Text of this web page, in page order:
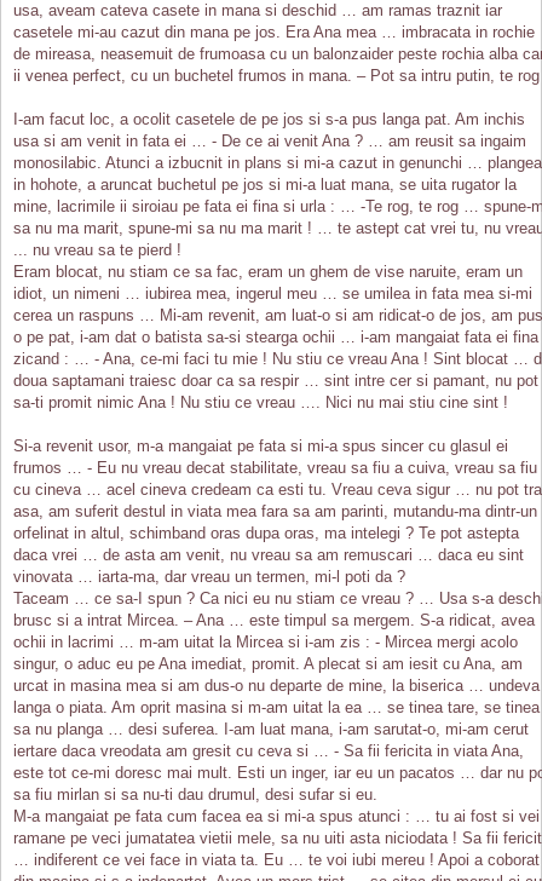
usa, aveam cateva casete in mana si deschid … am ramas traznit iar
casetele mi-au cazut din mana pe jos. Era Ana mea … imbracata in rochie
de mireasa, neasemuit de frumoasa cu un balonzaider peste rochia alba
ii venea perfect, cu un buchetel frumos in mana. – Pot sa intru putin, te
I-am facut loc, a ocolit casetele de pe jos si s-a pus langa pat. Am inchis
usa si am venit in fata ei … - De ce ai venit Ana ? … am reusit sa ingaim
monosilabic. Atunci a izbucnit in plans si mi-a cazut in genunchi … plangea
in hohote, a aruncat buchetul pe jos si mi-a luat mana, se uita rugator la
mine, lacrimile ii siroiau pe fata ei fina si urla : … -Te rog, te rog … spune-
sa nu ma marit, spune-mi sa nu ma marit ! … te astept cat vrei tu, nu
... nu vreau sa te pierd !
Eram blocat, nu stiam ce sa fac, eram un ghem de vise naruite, eram un
idiot, un nimeni … iubirea mea, ingerul meu … se umilea in fata mea si-mi
cerea un raspuns … Mi-am revenit, am luat-o si am ridicat-o de jos, am
o pe pat, i-am dat o batista sa-si stearga ochii … i-am mangaiat fata ei fina
zicand : … - Ana, ce-mi faci tu mie ! Nu stiu ce vreau Ana ! Sint blocat …
doua saptamani traiesc doar ca sa respir … sint intre cer si pamant, nu pot
sa-ti promit nimic Ana ! Nu stiu ce vreau …. Nici nu mai stiu cine sint !
Si-a revenit usor, m-a mangaiat pe fata si mi-a spus sincer cu glasul ei
frumos … - Eu nu vreau decat stabilitate, vreau sa fiu a cuiva, vreau sa fiu
cu cineva … acel cineva credeam ca esti tu. Vreau ceva sigur … nu pot
asa, am suferit destul in viata mea fara sa am parinti, mutandu-ma dintr-un
orfelinat in altul, schimband oras dupa oras, ma intelegi ? Te pot astepta
daca vrei … de asta am venit, nu vreau sa am remuscari … daca eu sint
vinovata … iarta-ma, dar vreau un termen, mi-l poti da ?
Taceam … ce sa-I spun ? Ca nici eu nu stiam ce vreau ? … Usa s-a
brusc si a intrat Mircea. – Ana … este timpul sa mergem. S-a ridicat, avea
ochii in lacrimi … m-am uitat la Mircea si i-am zis : - Mircea mergi acolo
singur, o aduc eu pe Ana imediat, promit. A plecat si am iesit cu Ana, am
urcat in masina mea si am dus-o nu departe de mine, la biserica … undeva
langa o piata. Am oprit masina si m-am uitat la ea … se tinea tare, se tinea
sa nu planga … desi suferea. I-am luat mana, i-am sarutat-o, mi-am cerut
iertare daca vreodata am gresit cu ceva si … - Sa fii fericita in viata Ana,
este tot ce-mi doresc mai mult. Esti un inger, iar eu un pacatos … dar nu
sa fiu mirlan si sa nu-ti dau drumul, desi sufar si eu.
M-a mangaiat pe fata cum facea ea si mi-a spus atunci : … tu ai fost si vei
ramane pe veci jumatatea vietii mele, sa nu uiti asta niciodata ! Sa fii fericit
… indiferent ce vei face in viata ta. Eu … te voi iubi mereu ! Apoi a coborat